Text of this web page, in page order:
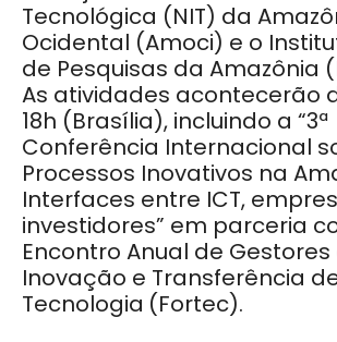
Tecnológica (NIT) da
Ocidental (Amoci) e o
de Pesquisas da Amazônia
As atividades acontecerão
18h (Brasília), incluindo a “3ª
Conferência Internacional
Processos Inovativos na
Interfaces entre ICT,
investidores” em parceria
Encontro Anual de Gestores
Inovação e Transferência
Tecnologia (Fortec).